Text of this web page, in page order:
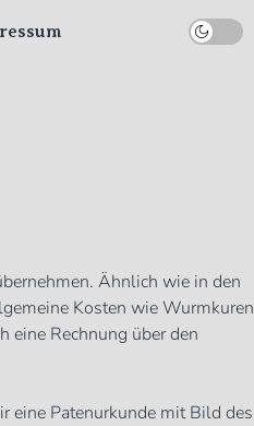
Ähnlich wie in den
Kosten wie Wurmkuren
eine Rechnung über den
eine Patenurkunde mit Bild des